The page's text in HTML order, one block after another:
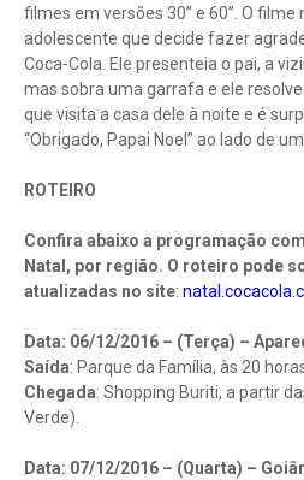
filmes em versões 30” e 60”. O
adolescente que decide fazer
Coca-Cola. Ele presenteia o pai, a
mas sobra uma garrafa e ele
que visita a casa dele à noite e é
“Obrigado, Papai Noel” ao lado de
ROTEIRO
Confira abaixo a programação
Natal, por região. O roteiro pode
atualizadas no site:
Data: 06/12/2016 – (Terça) –
Saída: Parque da Família, às 20
Chegada: Shopping Buriti, a partir
Verde).
Data: 07/12/2016 – (Quarta) –